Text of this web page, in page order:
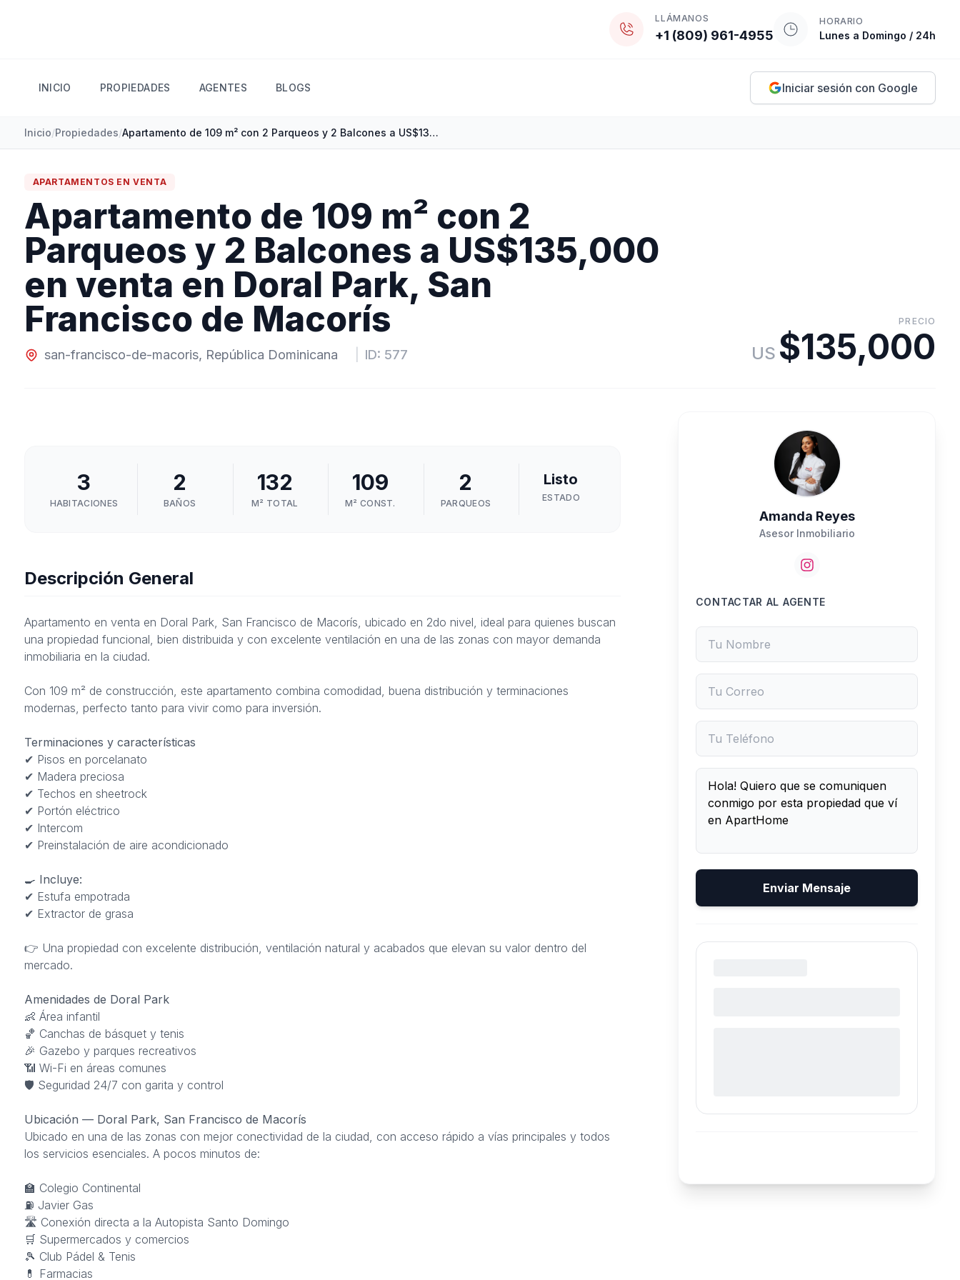
LLÁMANOS
+1 (809) 961-4955
HORARIO
Lunes a Domingo / 24h
INICIO PROPIEDADES AGENTES BLOGS Iniciar sesión con Google
Inicio/Propiedades/ Apartamento de 109 m² con 2 Parqueos y 2 Balcones a US$135,000 en venta en Doral Park, San Francisco de Macorís
APARTAMENTOS ENVENTA
Apartamento de 109 m² con 2
Parqueos y 2 Balcones a US$135,000
en venta en Doral Park, San
Francisco de Macorís
san-francisco-de-macoris, República Dominicana ID: 577
PRECIO
US $135,000
3
HABITACIONES
2
BAÑOS
132
M² TOTAL
109
M² CONST.
2
PARQUEOS
Listo
ESTADO
Descripción General
Apartamento en venta en Doral Park, San Francisco de Macorís, ubicado en 2do nivel, ideal para quienes buscan
una propiedad funcional, bien distribuida y con excelente ventilación en una de las zonas con mayor demanda
inmobiliaria en la ciudad.
Con 109 m² de construcción, este apartamento combina comodidad, buena distribución y terminaciones
modernas, perfecto tanto para vivir como para inversión.
Terminaciones y características
✔ Pisos en porcelanato
✔ Madera preciosa
✔ Techos en sheetrock
✔ Portón eléctrico
✔ Intercom
✔ Preinstalación de aire acondicionado
🍳 Incluye:
✔ Estufa empotrada
✔ Extractor de grasa
👉 Una propiedad con excelente distribución, ventilación natural y acabados que elevan su valor dentro del
mercado.
Amenidades de Doral Park
👶 Área infantil
🏀 Canchas de básquet y tenis
🎉 Gazebo y parques recreativos
📶 Wi-Fi en áreas comunes
🛡 Seguridad 24/7 con garita y control
Ubicación — Doral Park, San Francisco de Macorís
Ubicado en una de las zonas con mejor conectividad de la ciudad, con acceso rápido a vías principales y todos
los servicios esenciales. A pocos minutos de:
🏫 Colegio Continental
⛽ Javier Gas
🛣️ Conexión directa a la Autopista Santo Domingo
🛒 Supermercados y comercios
🎾 Club Pádel & Tenis
💊 Farmacias
Amanda Reyes
Asesor Inmobiliario
CONTACTAR AL AGENTE
Enviar Mensaje